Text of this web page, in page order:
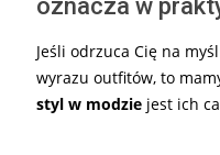
oznacza w
Jeśli odrzuca Cię na
wyrazu outfitów, to
styl w modzie jest ich